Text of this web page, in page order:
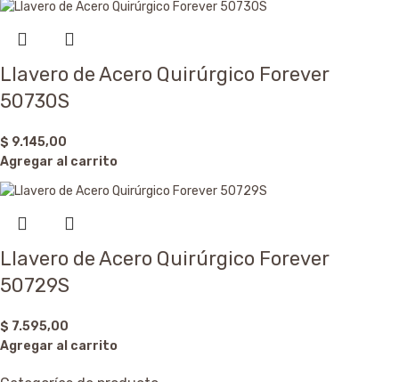
Llavero de Acero Quirúrgico Forever
50730S
$ 9.145,00
Agregar al carrito
Llavero de Acero Quirúrgico Forever
50729S
$ 7.595,00
Agregar al carrito